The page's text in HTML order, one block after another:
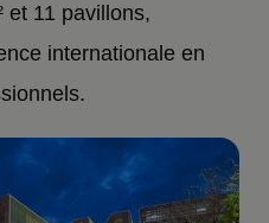
et 11 pavillons,
internationale en